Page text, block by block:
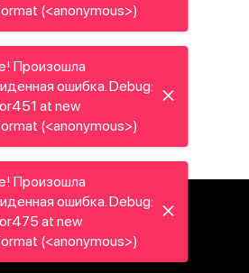
(<anonymous>)
Произошла
ошибка. Debug:
at new
(<anonymous>)
Произошла
ошибка. Debug:
at new
(<anonymous>)